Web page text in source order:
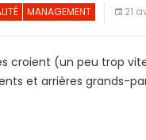
MANAGEMENT 21
croient (un peu trop
et arrières grands-